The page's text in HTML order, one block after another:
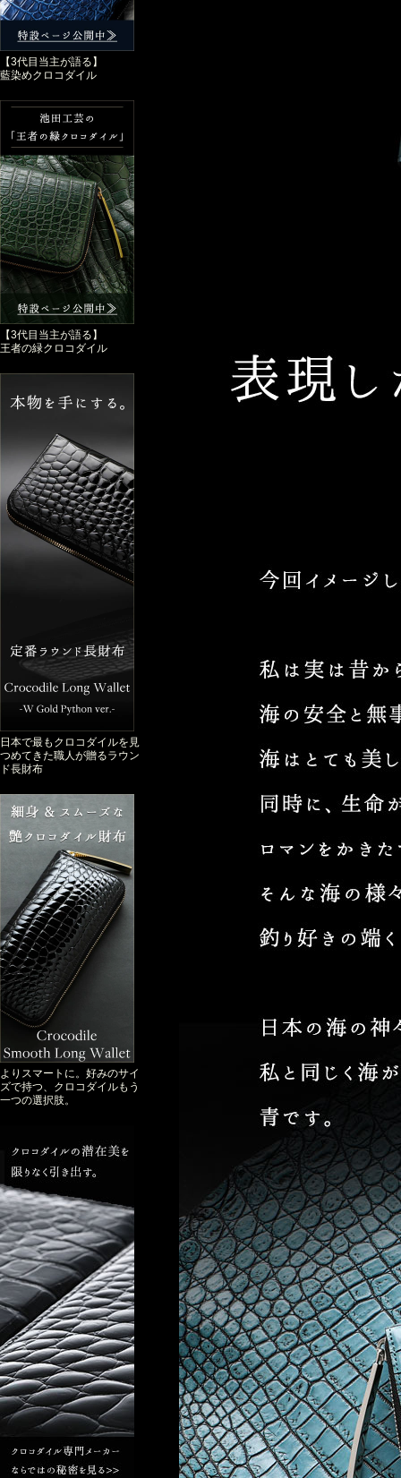
【3代目当主が語る】
藍染めクロコダイル
【3代目当主が語る】
王者の緑クロコダイル
日本で最もクロコダイルを見
つめてきた職人が贈るラウン
ド長財布
よりスマートに。好みのサイ
ズで持つ、クロコダイルもう
一つの選択肢。